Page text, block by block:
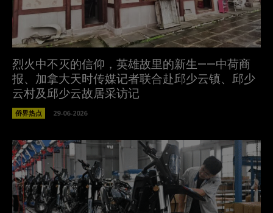
烈火中不灭的信仰，英雄故里的新生——中荷商
报、加拿大天时传媒记者联合赴邱少云镇、邱少
云村及邱少云故居采访记
侨界热点 29-06-2026